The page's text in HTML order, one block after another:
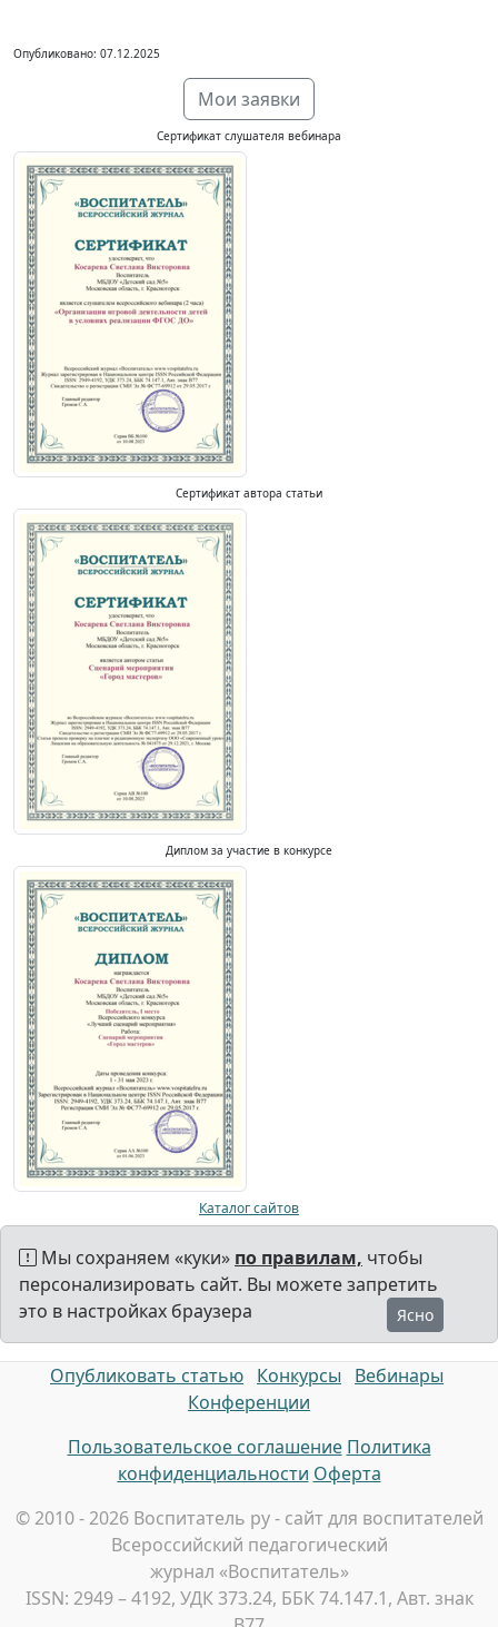
Опубликовано: 07.12.2025
Мои заявки
Сертификат слушателя вебинара
Сертификат автора статьи
Диплом за участие в конкурсе
Каталог сайтов
Мы сохраняем «куки» по правилам, чтобы
персонализировать сайт. Вы можете запретить
это в настройках браузера
Ясно
Опубликовать статью Конкурсы
Вебинары
Конференции
Пользовательское соглашение Политика
конфиденциальности Оферта
© 2010 - 2026 Воспитатель ру - сайт для воспитателей
Всероссийский педагогический
журнал «Воспитатель»
ISSN: 2949 – 4192, УДК 373.24, ББК 74.147.1, Авт. знак